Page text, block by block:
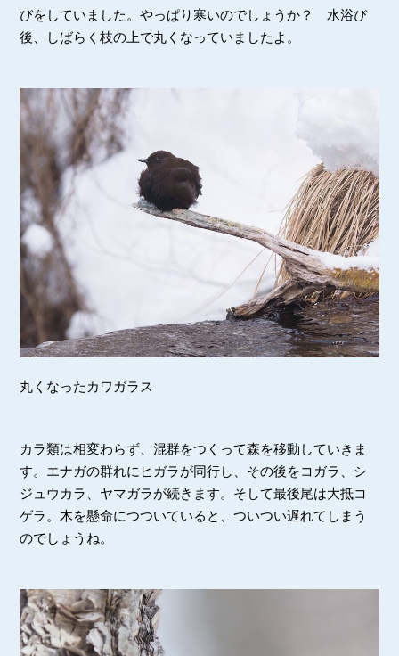
びをしていました。やっぱり寒いのでしょうか？ 水浴び
後、しばらく枝の上で丸くなっていましたよ。
丸くなったカワガラス
カラ類は相変わらず、混群をつくって森を移動していきま
す。エナガの群れにヒガラが同行し、その後をコガラ、シ
ジュウカラ、ヤマガラが続きます。そして最後尾は大抵コ
ゲラ。木を懸命につついていると、ついつい遅れてしまう
のでしょうね。